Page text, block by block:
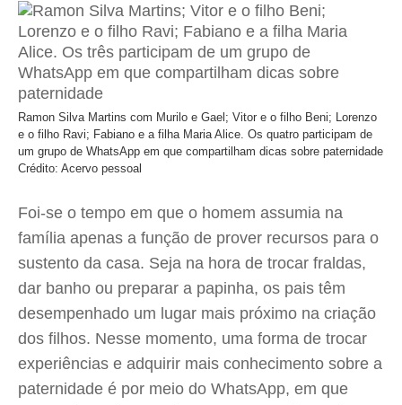
Ramon Silva Martins com Murilo e Gael; Vitor e o filho Beni; Lorenzo
e o filho Ravi; Fabiano e a filha Maria Alice. Os quatro participam de
um grupo de WhatsApp em que compartilham dicas sobre paternidade
Crédito: Acervo pessoal
Foi-se o tempo em que o homem assumia na
família apenas a função de prover recursos para o
sustento da casa. Seja na hora de trocar fraldas,
dar banho ou preparar a papinha, os pais têm
desempenhado um lugar mais próximo na criação
dos filhos. Nesse momento, uma forma de trocar
experiências e adquirir mais conhecimento sobre a
paternidade é por meio do WhatsApp, em que